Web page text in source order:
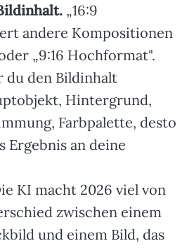
„16:9
andere Kompositionen
„9:16 Hochformat".
du den Bildinhalt
Hintergrund,
Farbpalette, desto
Ergebnis an deine
KI macht 2026 viel von
zwischen einem
und einem Bild, das